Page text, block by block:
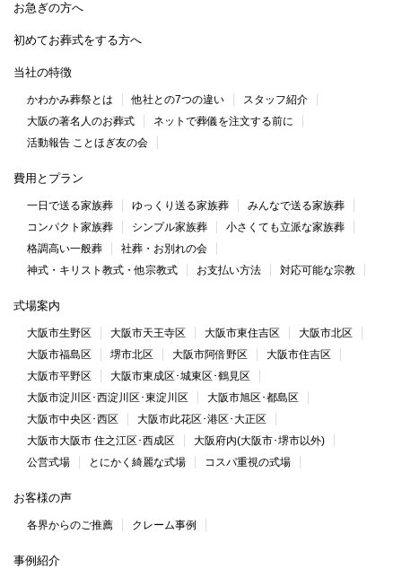
お急ぎの方へ
初めてお葬式をする方へ
当社の特徴
かわかみ葬祭とは 他社との7つの違い
スタッフ紹介
大阪の著名人のお葬式
ネットで葬儀を注文する前に
活動報告 ことほぎ友の会
費用とプラン
一日で送る家族葬 ゆっくり送る家族葬
みんなで送る家族葬
コンパクト家族葬
シンプル家族葬
小さくても立派な家族葬
格調高い一般葬
社葬・お別れの会
神式・キリスト教式・他宗教式
お支払い方法 対応可能な宗教
式場案内
大阪市生野区 大阪市天王寺区 大阪市東住吉区
大阪市北区
大阪市福島区
堺市北区 大阪市阿倍野区
大阪市住吉区
大阪市平野区
大阪市東成区･城東区･鶴見区
大阪市淀川区･西淀川区･東淀川区
大阪市旭区･都島区
大阪市中央区･西区
大阪市此花区･港区･大正区
大阪市大阪市 住之江区･西成区
大阪府内(大阪市･堺市以外)
公営式場
とにかく綺麗な式場 コスパ重視の式場
お客様の声
各界からのご推薦 クレーム事例
事例紹介